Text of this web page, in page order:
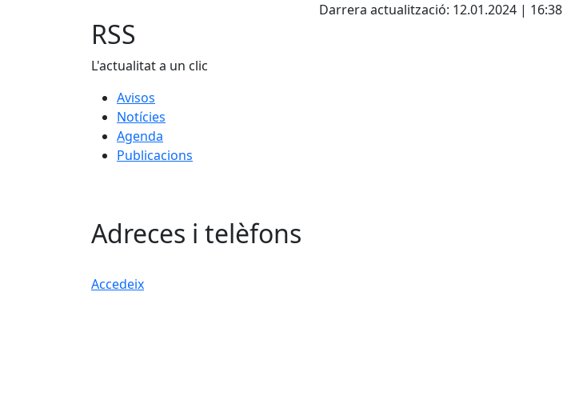
Darrera actualització: 12.01.2024 | 16:38
RSS
L'actualitat a un clic
Avisos
Notícies
Agenda
Publicacions
Adreces i telèfons
Accedeix